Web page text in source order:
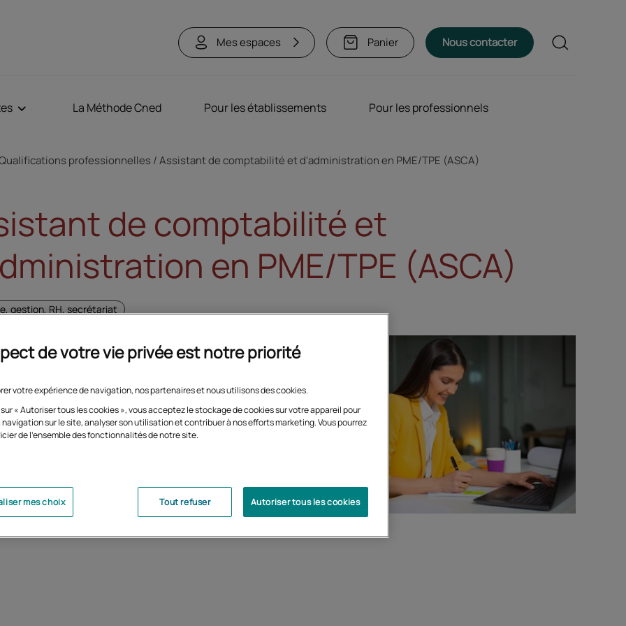
Mes espaces Panier Nous contacter Rechercher
La Méthode Cned Pour les établissements Pour les professionnels
professionnelles Assistant de comptabilité et d'administration en PME/TPE (ASCA)
de comptabilité et
en PME/TPE (ASCA)
gestion, RH, secrétariat
trouver rapidement un emploi en comptabilité ?
prépare en un an au métier d'assistant ou secrétaire
par l'État, vous pourrez exercer dans les TPE et PME, tous
confondus.
de votre vie privée est notre priorité
votre expérience de navigation, nos partenaires et nous utilisons des cookies.
« Autoriser tous les cookies », vous acceptez le stockage de cookies sur votre appareil pour
navigation sur le site, analyser son utilisation et contribuer à nos efforts marketing. Vous pourrez
de l'ensemble des fonctionnalités de notre site.
Tout refuser Autoriser tous les cookies
mes choix